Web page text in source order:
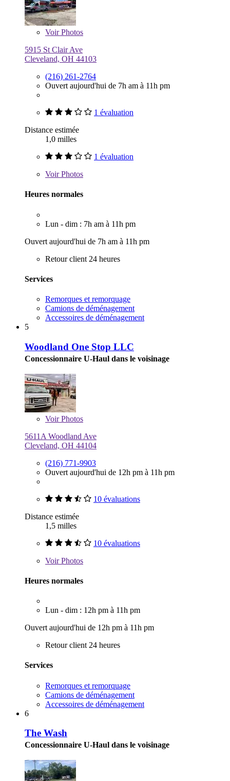
VoirPhotos
5915 St Clair Ave
Cleveland, OH 44103
(216) 261-2764
Ouvert aujourd'hui de 7h am à 11h pm
1 évaluation
Distance estimée
1,0 milles
1 évaluation
VoirPhotos
Heures normales
Lun - dim : 7h am à 11h pm
Ouvert aujourd'hui de 7h am à 11h pm
Retour client 24 heures
Services
Remorques et remorquage
Camions de déménagement
Accessoires de déménagement
5
Woodland One Stop LLC
Concessionnaire U-Haul dans le voisinage
VoirPhotos
5611A Woodland Ave
Cleveland, OH 44104
(216) 771-9903
Ouvert aujourd'hui de 12h pm à 11h pm
10 évaluations
Distance estimée
1,5 milles
10 évaluations
VoirPhotos
Heures normales
Lun - dim : 12h pm à 11h pm
Ouvert aujourd'hui de 12h pm à 11h pm
Retour client 24 heures
Services
Remorques et remorquage
Camions de déménagement
Accessoires de déménagement
6
The Wash
Concessionnaire U-Haul dans le voisinage